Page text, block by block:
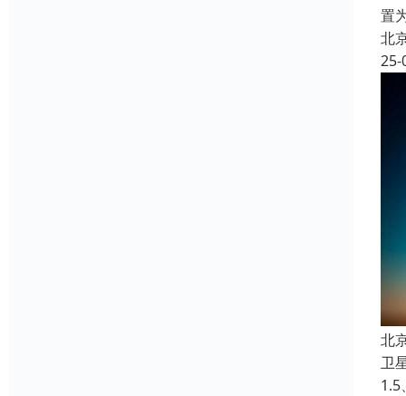
置
北
25-
北
卫
1.5